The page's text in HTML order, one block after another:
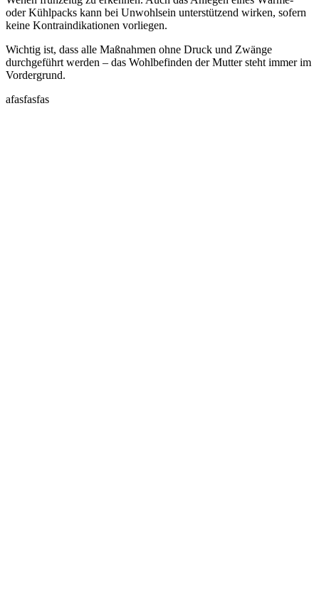
oder Kühlpacks kann bei Unwohlsein unterstützend wirken, sofern
keine Kontraindikationen vorliegen.
Wichtig ist, dass alle Maßnahmen ohne Druck und Zwänge
durchgeführt werden – das Wohlbefinden der Mutter steht immer im
Vordergrund.
afasfasfas